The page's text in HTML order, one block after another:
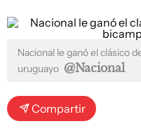
Nacional le ganó el clásico
uruguayo @Nacional
Compartir